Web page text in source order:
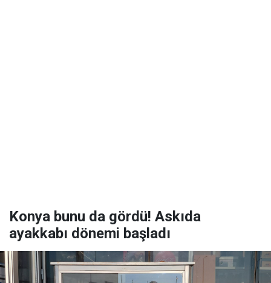
Konya bunu da gördü! Askıda
ayakkabı dönemi başladı